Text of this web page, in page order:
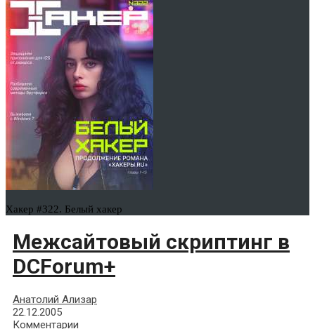
Хакер #322. Белый хакер
Межсайтовый скриптинг в
DCForum+
Анатолий Ализар
22.12.2005
Комментарии